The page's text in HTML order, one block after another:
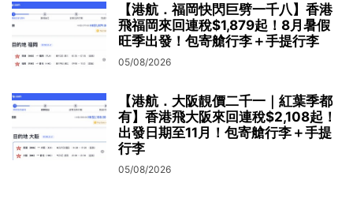
【港航．福岡快閃巨劈一千八】香港
飛福岡來回連稅$1,879起！8月暑假
旺季出發！包寄艙行李＋手提行李
05/08/2026
【港航．大阪靚價二千一｜紅葉季都
有】香港飛大阪來回連稅$2,108起！
出發日期至11月！包寄艙行李＋手提
行李
05/08/2026